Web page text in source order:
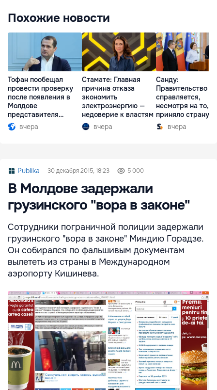
Похожие новости
Тофан пообещал
провести проверку
после появления в
Молдове
представителя
Южной Осетии
вчера
Стамате: Главная
причина отказа
экономить
электроэнергию —
недоверие к властям
вчера
Санду:
Правительство
справляется,
несмотря на то,
приняло страну в
разгар кризиса
вчера
Publika 30 декабря 2015, 18:23 5 000
В Молдове задержали
грузинского "вора в законе"
Сотрудники пограничной полиции задержали
грузинского "вора в законе" Миндию Горадзе.
Он собирался по фальшивым документам
вылететь из страны в Международном
аэропорту Кишинева.